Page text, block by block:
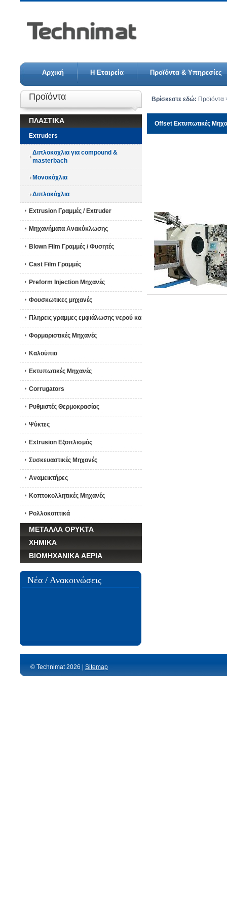
Αρχική Η Εταιρεία Προϊόντα & Υπηρεσίες
Προϊόντα
ΠΛΑΣΤΙΚΑ
Extruders
Διπλοκοχλια για compound &
masterbach
Μονοκόχλια
Διπλοκόχλια
Extrusion Γραμμές / Extruder
Μηχανήματα Ανακύκλωσης
Blown Film Γραμμές / Φυσητές
Cast Film Γραμμές
Preform Injection Μηχανές
Φουσκωτικες μηχανές
Πληρεις γραμμες εμφιάλωσης νερού κα
Φορμαριστικές Μηχανές
Καλούπια
Εκτυπωτικές Μηχανές
Corrugators
Ρυθμιστές Θερμοκρασίας
Ψύκτες
Extrusion Εξοπλισμός
Συσκευαστικές Μηχανές
Αναμεικτήρες
Κοπτοκολλητικές Μηχανές
Ρολλοκοπτικά
ΜΕΤΑΛΛΑ ΟΡΥΚΤΑ
ΧΗΜΙΚΑ
ΒΙΟΜΗΧΑΝΙΚΑ ΑΕΡΙΑ
Νέα / Ανακοινώσεις
Βρίσκεστε εδώ: Προϊόντα
Offset Εκτυπωτικές
© Technimat 2026 | Sitemap